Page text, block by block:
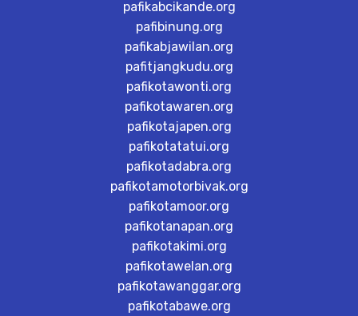
pafikabcikande.org
pafibinung.org
pafikabjawilan.org
pafitjangkudu.org
pafikotawonti.org
pafikotawaren.org
pafikotajapen.org
pafikotatatui.org
pafikotadabra.org
pafikotamotorbivak.org
pafikotamoor.org
pafikotanapan.org
pafikotakimi.org
pafikotawelan.org
pafikotawanggar.org
pafikotabawe.org